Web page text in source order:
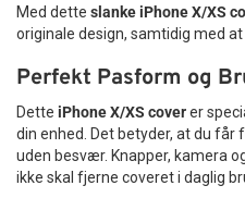
Med dette slanke iPhone X/XS
originale design, samtidig med
Perfekt Pasform og
Dette iPhone X/XS coverer
din enhed. Det betyder, at du
uden besvær. Knapper, kamera
ikke skal fjerne coveret i daglig